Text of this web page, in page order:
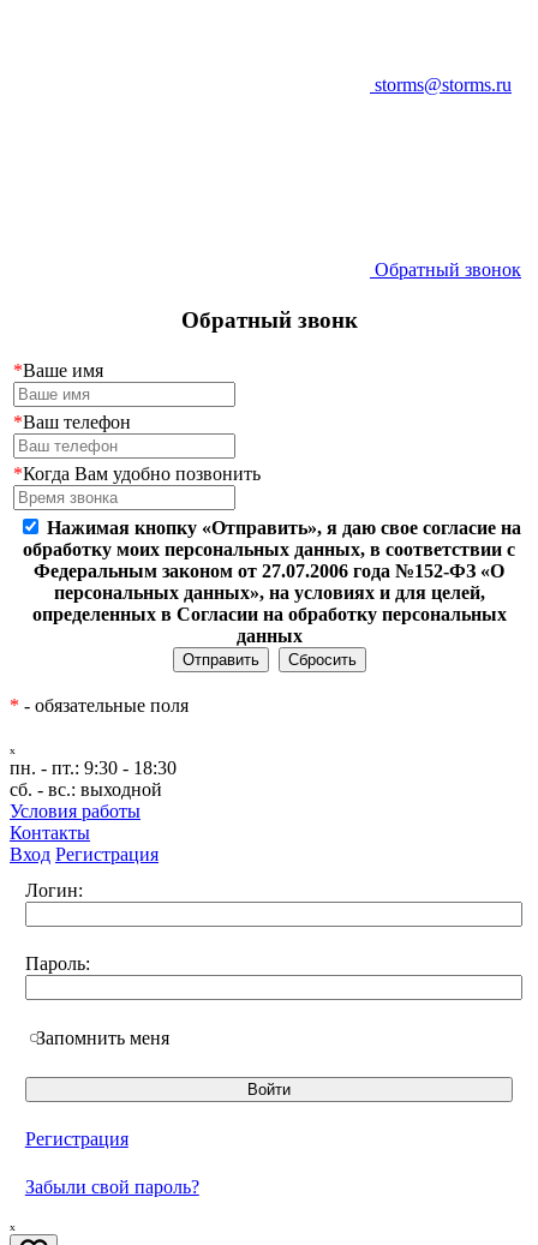
storms@storms.ru
Обратный звонок
Обратный звонк
*Ваше имя
*Ваш телефон
*Когда Вам удобно позвонить
Нажимая кнопку «Отправить», я даю свое согласие на
обработку моих персональных данных, в соответствии с
Федеральным законом от 27.07.2006 года №152-ФЗ «О
персональных данных», на условиях и для целей,
определенных в Согласии на обработку персональных
данных
* - обязательные поля
ₓ
пн. - пт.: 9:30 - 18:30
сб. - вс.: выходной
Условия работы
Контакты
Вход Регистрация
Логин:
Пароль:
Запомнить меня
Регистрация
Забыли свой пароль?
ₓ